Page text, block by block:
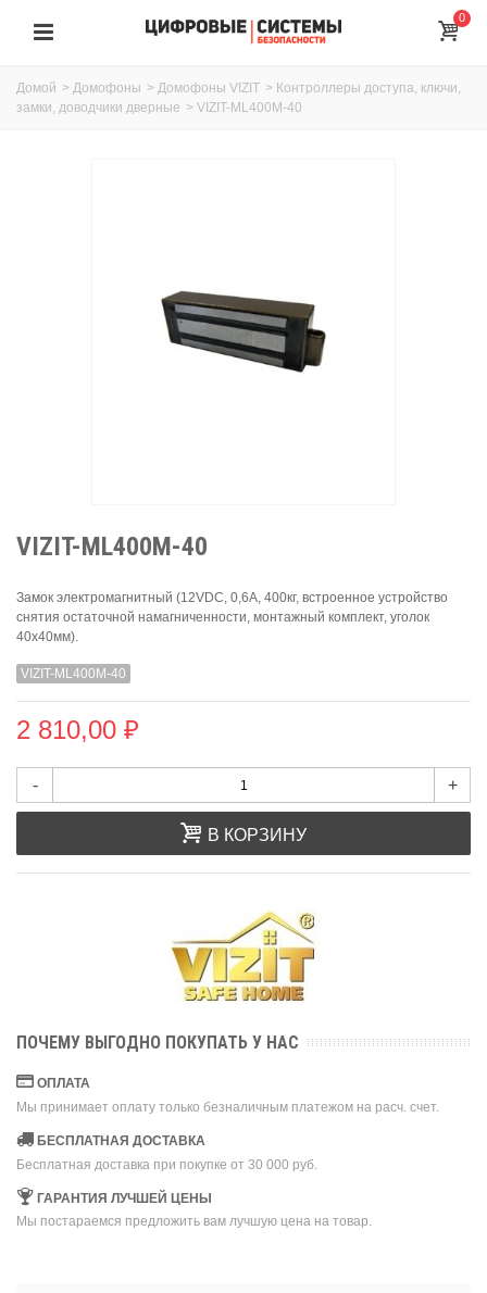
0
Домой > Домофоны > Домофоны VIZIT > Контроллеры доступа, ключи,
замки, доводчики дверные > VIZIT-ML400М-40
VIZIT-ML400М-40
Замок электромагнитный (12VDC, 0,6А, 400кг, встроенное устройство
снятия остаточной намагниченности, монтажный комплект, уголок
40х40мм).
VIZIT-ML400М-40
2 810,00 ₽
- +
В КОРЗИНУ
ПОЧЕМУ ВЫГОДНО ПОКУПАТЬ У НАС
ОПЛАТА
Мы принимает оплату только безналичным платежом на расч. счет.
БЕСПЛАТНАЯ ДОСТАВКА
Бесплатная доставка при покупке от 30 000 руб.
ГАРАНТИЯ ЛУЧШЕЙ ЦЕНЫ
Мы постараемся предложить вам лучшую цена на товар.